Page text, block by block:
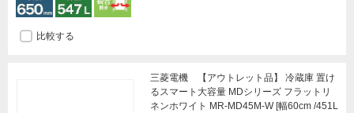
比較する
三菱電機 【アウトレット品】 冷蔵庫 置け
るスマート大容量 MDシリーズ フラットリ
ネンホワイト MR-MD45M-W [幅60cm /451L